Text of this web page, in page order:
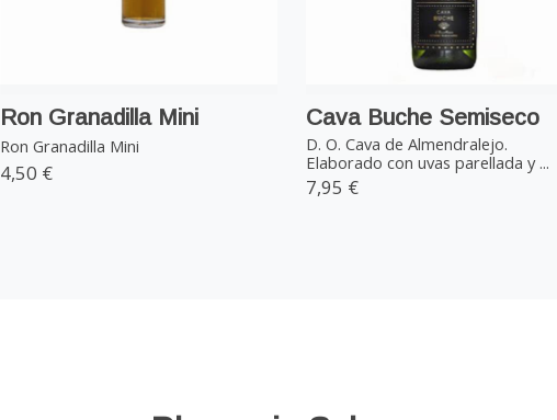
Ron Granadilla Mini
Ron Granadilla Mini
4,50 €
Cava Buche Semiseco
D. O. Cava de Almendralejo.
Elaborado con uvas parellada y ...
7,95 €